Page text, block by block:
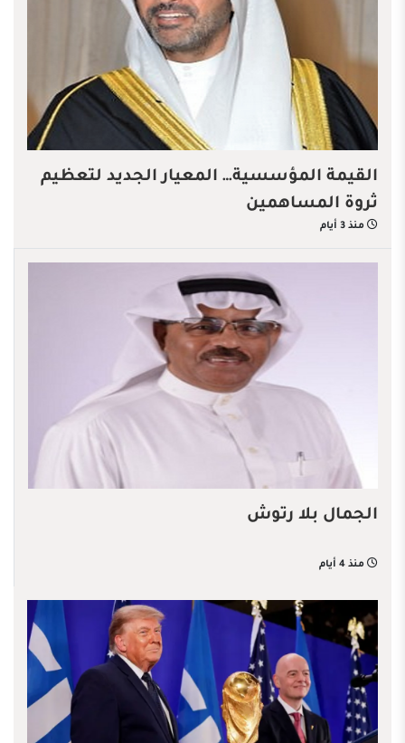
القيمة المؤسسية… المعيار الجديد لتعظيم
ثروة المساهمين
منذ 3 أيام
الجمال بلا رتوش
منذ 4 أيام